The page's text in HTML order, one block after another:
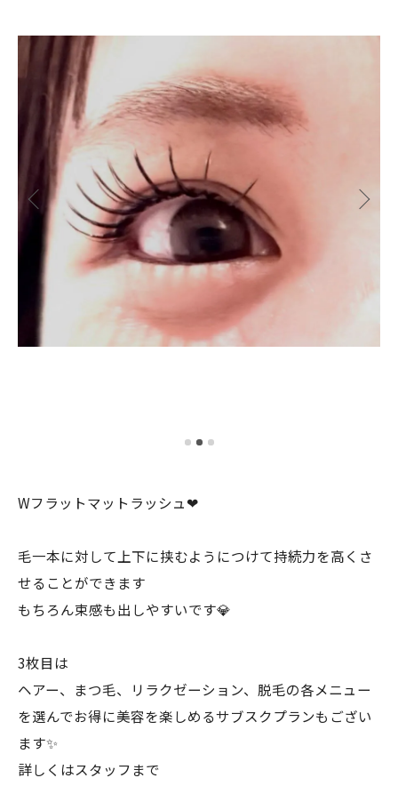
Wフラットマットラッシュ❤︎
毛一本に対して上下に挟むようにつけて持続力を高くさ
せることができます
もちろん束感も出しやすいです💎
3枚目は
ヘアー、まつ毛、リラクゼーション、脱毛の各メニュー
を選んでお得に美容を楽しめるサブスクプランもござい
ます✨
詳しくはスタッフまで